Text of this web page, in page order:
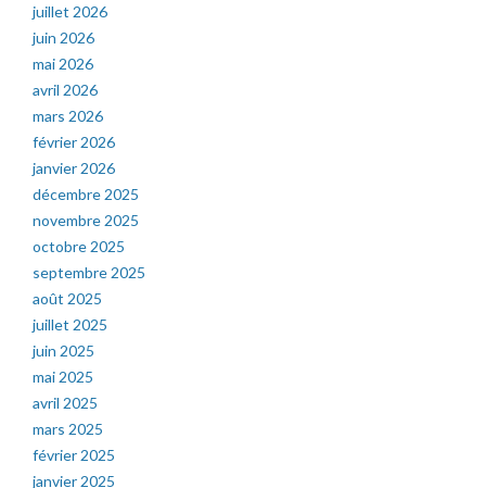
juillet 2026
juin 2026
mai 2026
avril 2026
mars 2026
février 2026
janvier 2026
décembre 2025
novembre 2025
octobre 2025
septembre 2025
août 2025
juillet 2025
juin 2025
mai 2025
avril 2025
mars 2025
février 2025
janvier 2025